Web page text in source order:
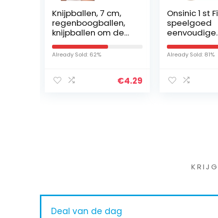
Knijpballen, 7 cm,
regenboogballen,
knijpballen om de
handen te oefenen,
stressballen voor
het verlichten van
Already Sold: 62%
€4.29
Onsinic 1 st
speelgoed
eenvoudige
stress
speelgoed
speelgoed
Already Sold: 81%
Deal van de dag